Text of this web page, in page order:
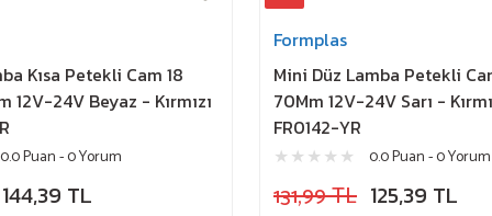
Kısa Petekli Cam 18
12V-24V Beyaz - Kırmızı
0.0 Puan - 0 Yorum
144,39 TL
Formplas
Mini Düz Lamba Petekli
70Mm 12V-24V Sarı -
FR0142-YR
0.0 Puan - 0 Yorum
131,99 TL 125,39 TL